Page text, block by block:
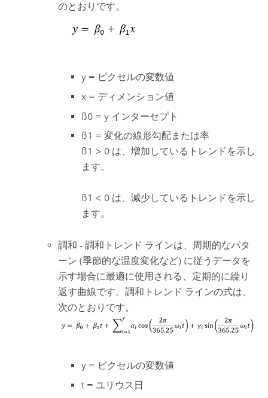
のとおりです。
y = ピクセルの変数値
x = ディメンション値
ß0 = y インターセプト
ß1 = 変化の線形勾配または率
ß1 > 0 は、増加しているトレンドを示し
ます。
ß1 < 0 は、減少しているトレンドを示し
ます。
調和 - 調和トレンド ラインは、周期的なパタ
ーン (季節的な温度変化など) に従うデータを
示す場合に最適に使用される、定期的に繰り
返す曲線です。調和トレンド ラインの式は、
次のとおりです。
y = ピクセルの変数値
t = ユリウス日